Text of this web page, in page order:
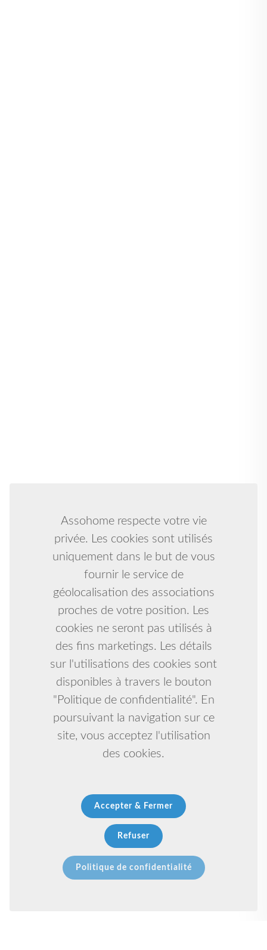
Assohome respecte votre vie
privée. Les cookies sont utilisés
uniquement dans le but de vous
fournir le service de
géolocalisation des associations
proches de votre position. Les
cookies ne seront pas utilisés à
des fins marketings. Les détails
sur l'utilisations des cookies sont
disponibles à travers le bouton
"Politique de confidentialité". En
poursuivant la navigation sur ce
site, vous acceptez l'utilisation
des cookies.
Accepter & Fermer
Refuser
Politique de confidentialité